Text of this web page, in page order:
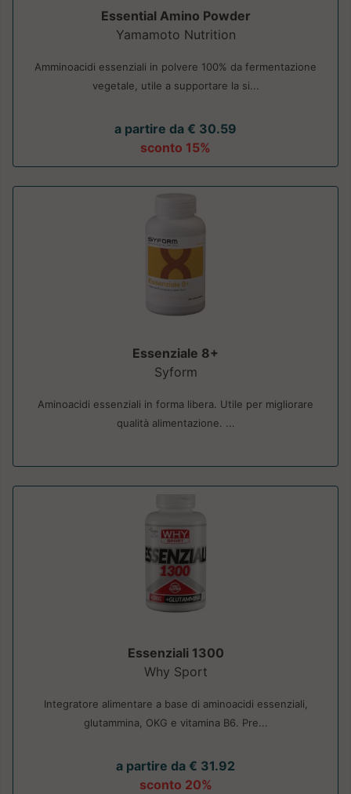
Essential Amino Powder
Yamamoto Nutrition
Amminoacidi essenziali in polvere 100% da fermentazione
vegetale, utile a supportare la si...
a partire da € 30.59
sconto 15%
Essenziale 8+
Syform
Aminoacidi essenziali in forma libera. Utile per migliorare
qualità alimentazione. ...
Essenziali 1300
Why Sport
Integratore alimentare a base di aminoacidi essenziali,
glutammina, OKG e vitamina B6. Pre...
a partire da € 31.92
sconto 20%